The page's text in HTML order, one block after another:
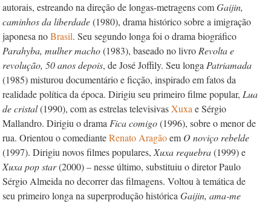
autorais, estreando na direção de longas-metragens comGaijin,
caminhos da liberdade(1980), drama histórico sobre a imigração
japonesa noBrasil. Seu segundo longa foi o drama biográfico
Parahyba, mulher macho(1983), baseado no livro Revolta e
revolução, 50 anos depois, de José Joffily. Seu longa Patriamada
(1985) misturou documentário e ficção, inspirado em fatos da
realidade política da época. Dirigiu seu primeiro filme popular, Lua
de cristal(1990), com as estrelas televisivasXuxa e Sérgio
Mallandro. Dirigiu o drama Fica comigo(1996), sobre o menor de
rua. Orientou o comedianteRenato Aragãoem O noviço rebelde
(1997). Dirigiu novos filmes populares, Xuxa requebra(1999) e
Xuxa pop star(2000) – nesse último, substituiu o diretor Paulo
Sérgio Almeida no decorrer das filmagens. Voltou à temática de
seu primeiro longa na superprodução histórica Gaijin, ama-me